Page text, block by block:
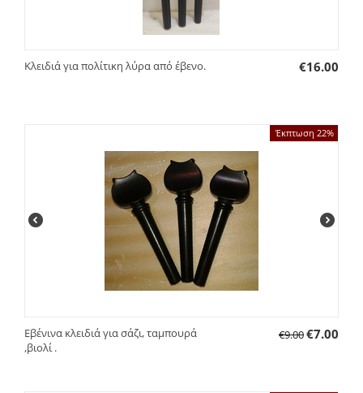
Κλειδιά για πολίτικη λύρα από έβενο. €16.00
Έκπτωση 22%
Εβένινα κλειδιά για σάζι, ταμπουρά
,βιολί .
€9.00€7.00